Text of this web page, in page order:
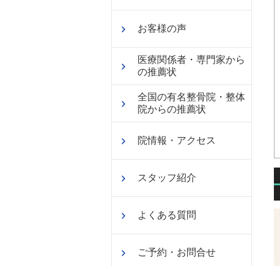
お客様の声
医療関係者・専門家から
の推薦状
全国の有名整骨院・整体
院からの推薦状
院情報・アクセス
スタッフ紹介
よくある質問
ご予約・お問合せ